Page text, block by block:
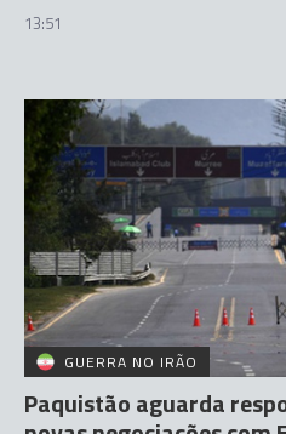
13:51
GUERRA NO IRÃO
Paquistão aguarda